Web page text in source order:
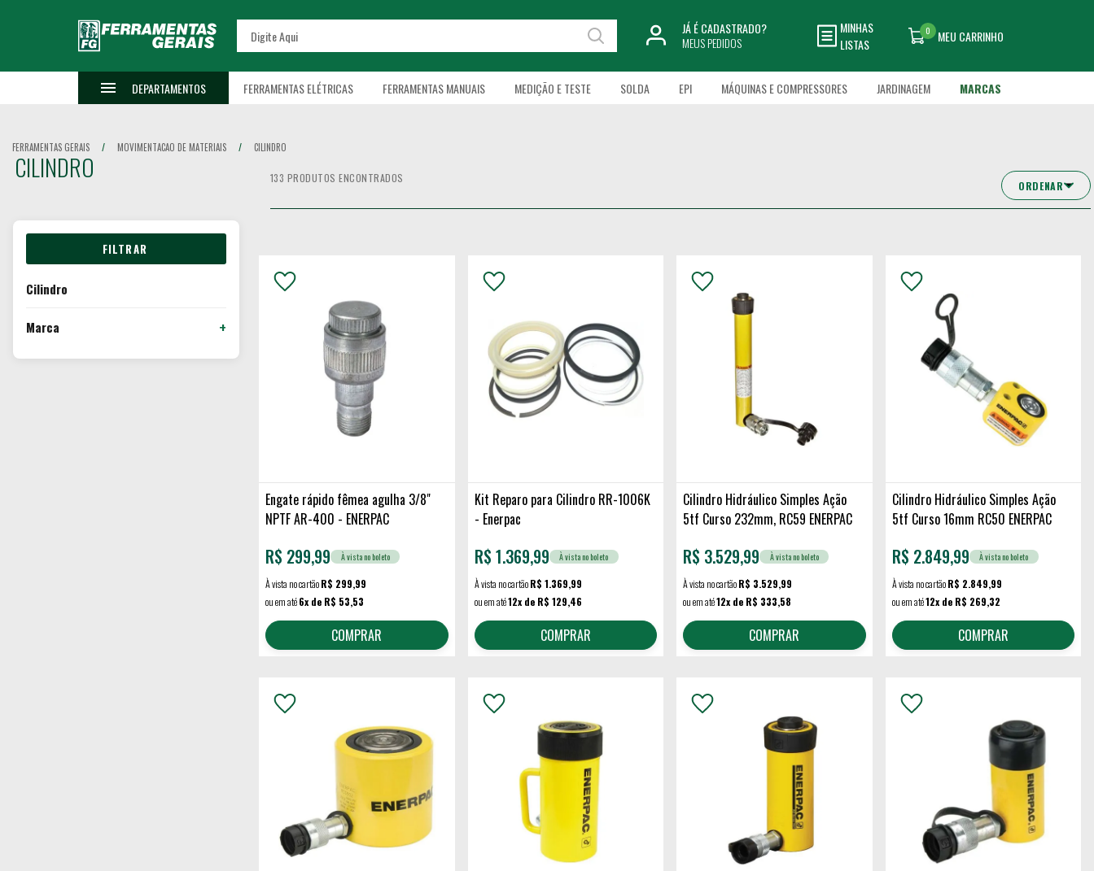
JÁ É CADASTRADO?
MEUS PEDIDOS
MINHAS
LISTAS
MEU CARRINHO
0
DEPARTAMENTOS FERRAMENTAS ELÉTRICAS FERRAMENTAS MANUAIS MEDIÇÃO E TESTE SOLDA EPI MÁQUINAS E COMPRESSORES JARDINAGEM MARCAS
FERRAMENTAS GERAIS MOVIMENTACAO DE MATERIAIS CILINDRO
CILINDRO 133 PRODUTOS ENCONTRADOS
ORDENAR
LIMPAR FILTROS
Cilindro
Marca
Engate rápido fêmea agulha 3/8"
NPTF AR-400 - ENERPAC
R$ 299,99 À vista no boleto
À vista no cartãoR$ 299,99
ou em até6x de R$ 53,53
COMPRAR
Kit Reparo para Cilindro RR-1006K
- Enerpac
R$ 1.369,99 À vista no boleto
À vista no cartãoR$ 1.369,99
ou em até12x de R$ 129,46
COMPRAR
Cilindro Hidráulico Simples Ação
5tf Curso 232mm, RC59 ENERPAC
R$ 3.529,99 À vista no boleto
À vista no cartãoR$ 3.529,99
ou em até12x de R$ 333,58
COMPRAR
Cilindro Hidráulico Simples Ação
5tf Curso 16mm RC50 ENERPAC
R$ 2.849,99 À vista no boleto
À vista no cartãoR$ 2.849,99
ou em até12x de R$ 269,32
COMPRAR